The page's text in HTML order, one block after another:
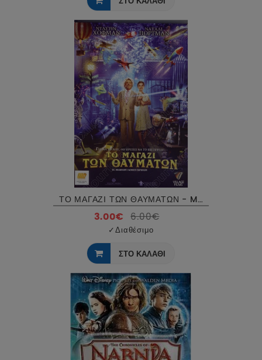
ΤΟ ΜΑΓΑΖΙ ΤΩΝ ΘΑΥΜΑΤΩΝ - MR MAGORIUM WONDER EMPORIUM DVD USED
3.00€ 6.00€
✓Διαθέσιμο
ΣΤΟ ΚΑΛΑΘΙ